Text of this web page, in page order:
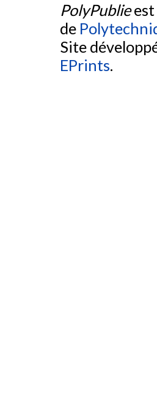
PolyPublieest
de
Site
EPrints.